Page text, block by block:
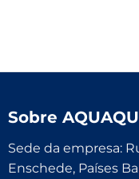
Sobre
Sede da empresa:
Enschede, Países